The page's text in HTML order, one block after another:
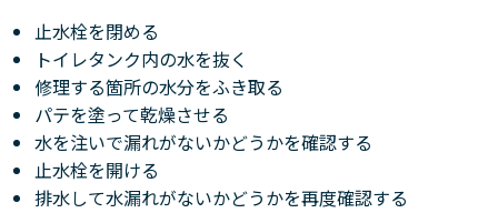
止水栓を閉める
トイレタンク内の水を抜く
修理する箇所の水分をふき取る
パテを塗って乾燥させる
水を注いで漏れがないかどうかを確認する
止水栓を開ける
排水して水漏れがないかどうかを再度確認する